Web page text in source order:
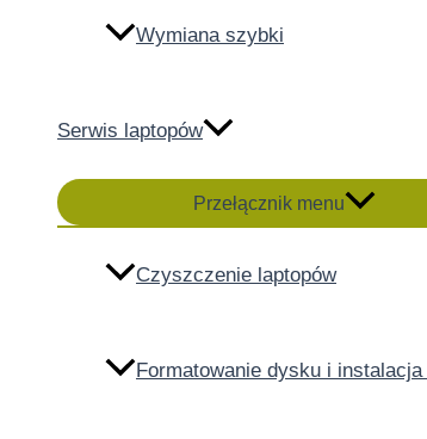
Wymiana szybki
Serwis laptopów
Przełącznik menu
Czyszczenie laptopów
Formatowanie dysku i